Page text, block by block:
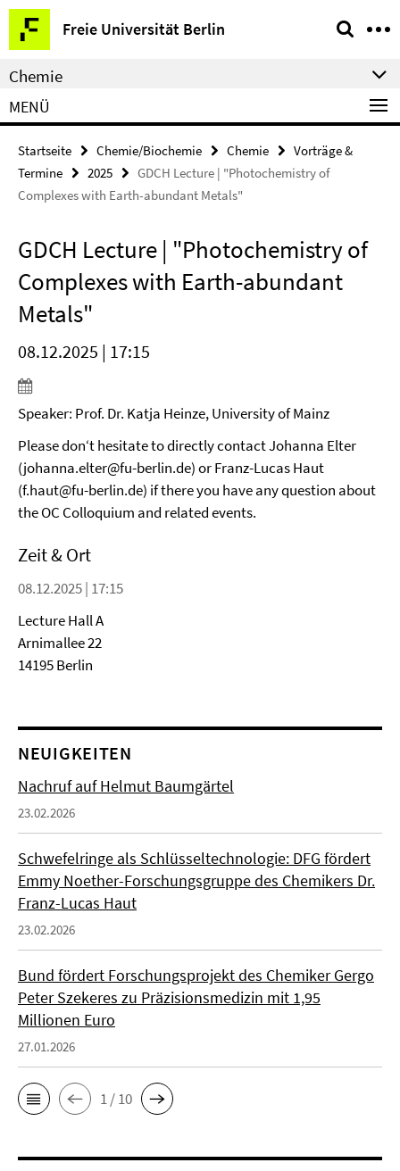
Springe
direkt
zu
Inhalt
Freie Universität Berlin
Service-
Navigation
Chemie
MENÜ
Startseite Chemie/Biochemie Chemie
Vorträge &
Termine
2025
GDCH Lecture | "Photochemistry of
Complexes with Earth-abundant Metals"
GDCH Lecture | "Photochemistry of
Complexes with Earth-abundant
Metals"
08.12.2025 | 17:15
Speaker: Prof. Dr. Katja Heinze, University of Mainz
Please don‘t hesitate to directly contact Johanna Elter
(johanna.elter@fu-berlin.de) or Franz-Lucas Haut
(f.haut@fu-berlin.de) if there you have any question about
the OC Colloquium and related events.
Zeit & Ort
08.12.2025 | 17:15
Lecture Hall A
Arnimallee 22
14195 Berlin
NEUIGKEITEN
Nachruf auf Helmut Baumgärtel
23.02.2026
Schwefelringe als Schlüsseltechnologie: DFG fördert
Emmy Noether-Forschungsgruppe des Chemikers Dr.
Franz-Lucas Haut
23.02.2026
Bund fördert Forschungsprojekt des Chemiker Gergo
Peter Szekeres zu Präzisionsmedizin mit 1,95
Millionen Euro
27.01.2026
1 / 10